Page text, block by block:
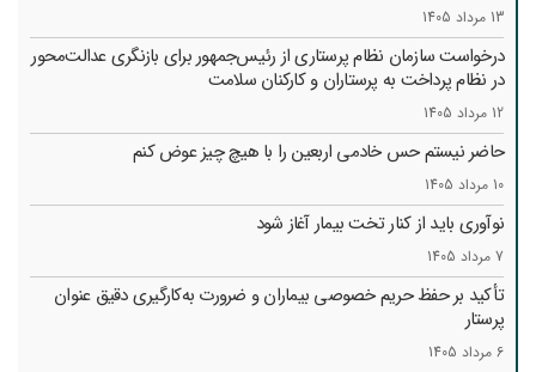
13 مرداد 1405
درخواست سازمان نظام پرستاری از رئیس‌جمهور برای بازنگری عدالت‌محور
در نظام پرداخت به پرستاران و کارکنان سلامت
12 مرداد 1405
حاضر نیستم حس خادمی اربعین را با هیچ چیز عوض کنم
10 مرداد 1405
نوآوری باید از کنار تخت بیمار آغاز شود
7 مرداد 1405
تأکید بر حفظ حریم خصوصی بیماران و ضرورت به‌کارگیری دقیق عنوان
پرستار
6 مرداد 1405